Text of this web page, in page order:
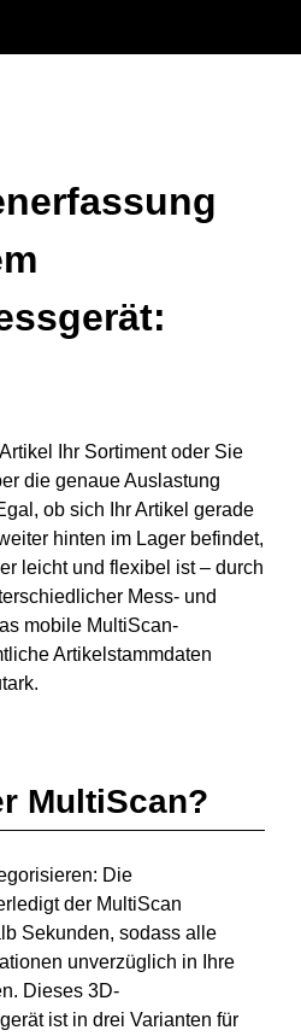
Ihr Sortiment oder Sie
die genaue Auslastung
ob sich Ihr Artikel gerade
hinten im Lager befindet,
leicht und flexibel ist – durch
Mess- und
mobile MultiScan-
Artikelstammdaten
MultiScan?
Die
der MultiScan
Sekunden, sodass alle
unverzüglich in Ihre
Dieses 3D-
ist in drei Varianten für